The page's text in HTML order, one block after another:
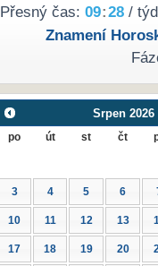
Přesný čas: 09 28/
Znamení
Srpen 2026
po út st čt
3 4 5 6
10 11 12 13
17 18 19 20